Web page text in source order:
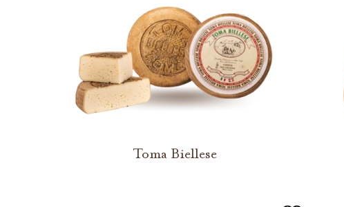
Toma Biellese